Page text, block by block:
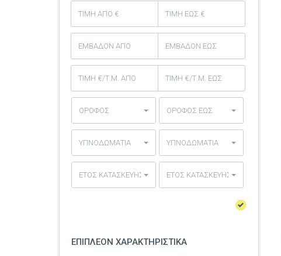
ΟΡΟΦΟΣ ΟΡΟΦΟΣ ΕΩΣ
ΥΠΝΟΔΩΜΑΤΙΑ ΥΠΝΟΔΩΜΑΤΙΑ
ΕΤΟΣ ΚΑΤΑΣΚΕΥΗΣ ΕΤΟΣ ΚΑΤΑΣΚΕΥΗΣ
ΕΠΙΠΛΕΟΝ ΧΑΡΑΚΤΗΡΙΣΤΙΚΑ